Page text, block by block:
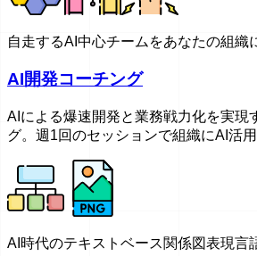
自走するAI中心チームをあなたの組織
AI開発コーチング
AIによる爆速開発と業務戦力化を実現
グ。週1回のセッションで組織にAI活
AI時代のテキストベース関係図表現言